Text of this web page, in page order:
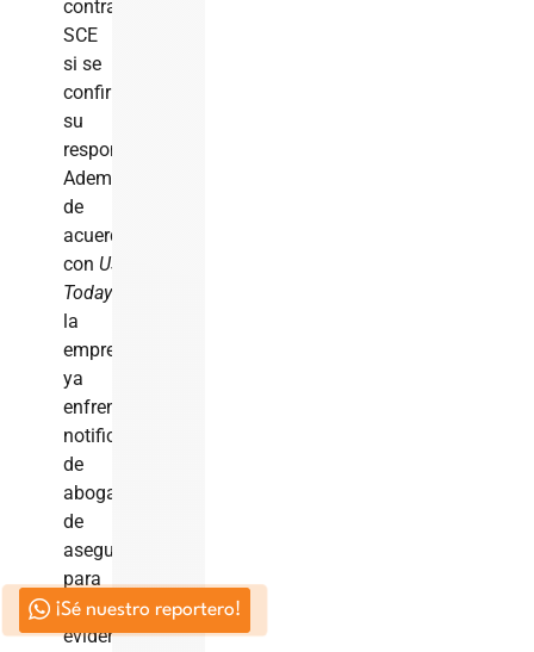
contra
SCE
si se
confirma
su
responsabilidad.
Además,
de
acuerdo
con USA
Today
la
empresa
ya
enfrenta
notificaciones
de
abogados
de
aseguradoras
para
preservar
evidencia
¡Sé nuestro reportero!